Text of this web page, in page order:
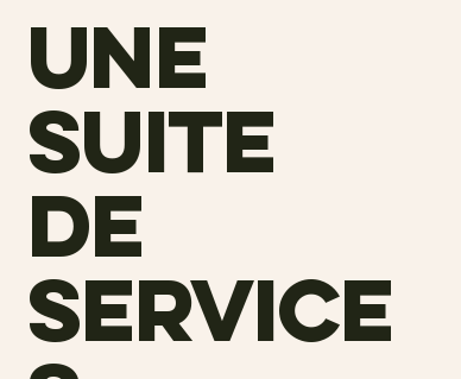
une
suite
de
service